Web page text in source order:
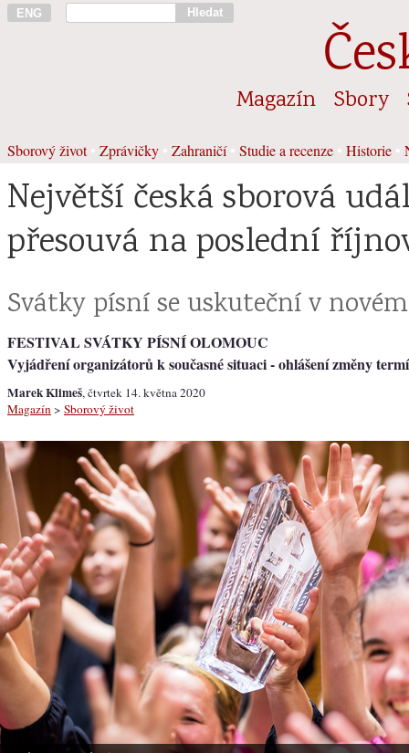
ENG Hledat
Magazín Sbory
Sborový život• Zprávičky Zahraničí• Studie a recenze Historie
Největší česká sborová
přesouvá na poslední
Svátky písní se uskuteční v
FESTIVAL SVÁTKY PÍSNÍ OLOMOUC
Vyjádření organizátorů k současné situaci - ohlášení změny
Marek Klimeš, čtvrtek 14. května 2020
Magazín > Sborový život